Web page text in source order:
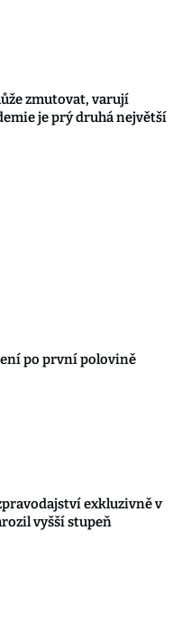
zmutovat, varují
je prý druhá největší
po první polovině
exkluzivně v
vyšší stupeň